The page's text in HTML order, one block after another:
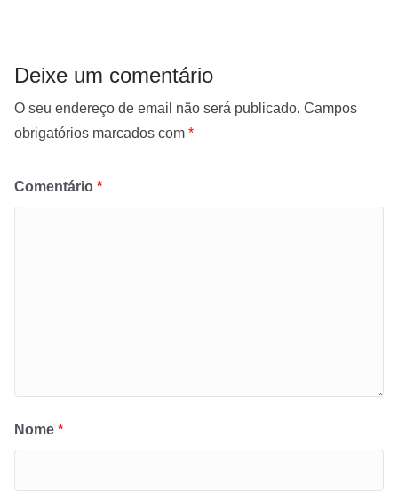
Deixe um comentário
O seu endereço de email não será publicado. Campos
obrigatórios marcados com *
Comentário *
Nome *